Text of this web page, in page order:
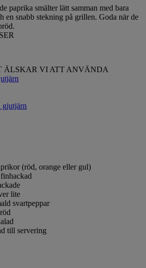
paprika smälter lätt samman med bara
en snabb stekning på grillen. Goda när de
ÄLSKAR VI ATT ANVÄNDA
(röd, orange eller gul)
lite
svartpeppar
till servering